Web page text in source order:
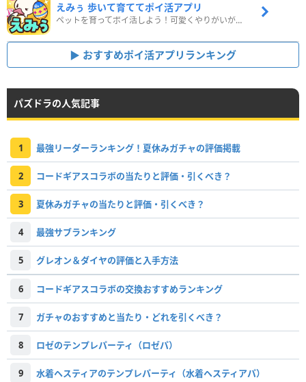
えみぅ 歩いて育ててポイ活アプリ
ペットを育ってポイ活しよう！可愛くやりがいがある新感覚アプリ
おすすめポイ活アプリランキング
パズドラの人気記事
1 最強リーダーランキング！夏休みガチャの評価掲載
2 コードギアスコラボの当たりと評価・引くべき？
3 夏休みガチャの当たりと評価・引くべき？
4 最強サブランキング
5 グレオン＆ダイヤの評価と入手方法
6 コードギアスコラボの交換おすすめランキング
7 ガチャのおすすめと当たり・どれを引くべき？
8 ロゼのテンプレパーティ（ロゼパ）
9 水着ヘスティアのテンプレパーティ（水着ヘスティアパ）